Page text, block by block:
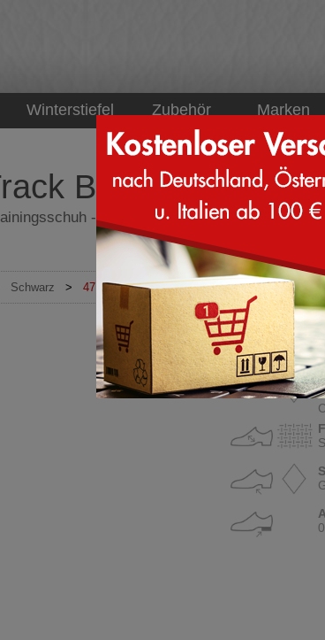
Winterstiefel Zubehör Marken
Broader
- Fitness Schuhe - Skechers
Schwarz > 47.5
Fitness